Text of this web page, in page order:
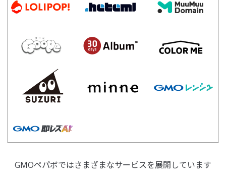
GMOペパボではさまざまなサービスを展開しています